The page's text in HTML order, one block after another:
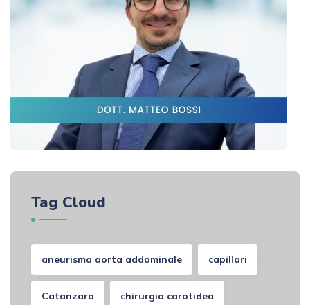
Tag Cloud
aneurisma aorta addominale capillari
Catanzaro chirurgia carotidea